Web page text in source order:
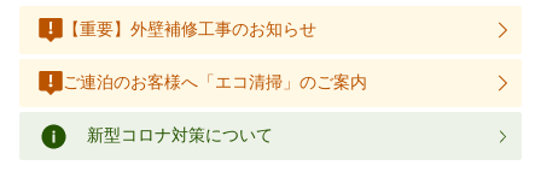
【重要】外壁補修工事のお知らせ
ご連泊のお客様へ「エコ清掃」のご案内
新型コロナ対策について